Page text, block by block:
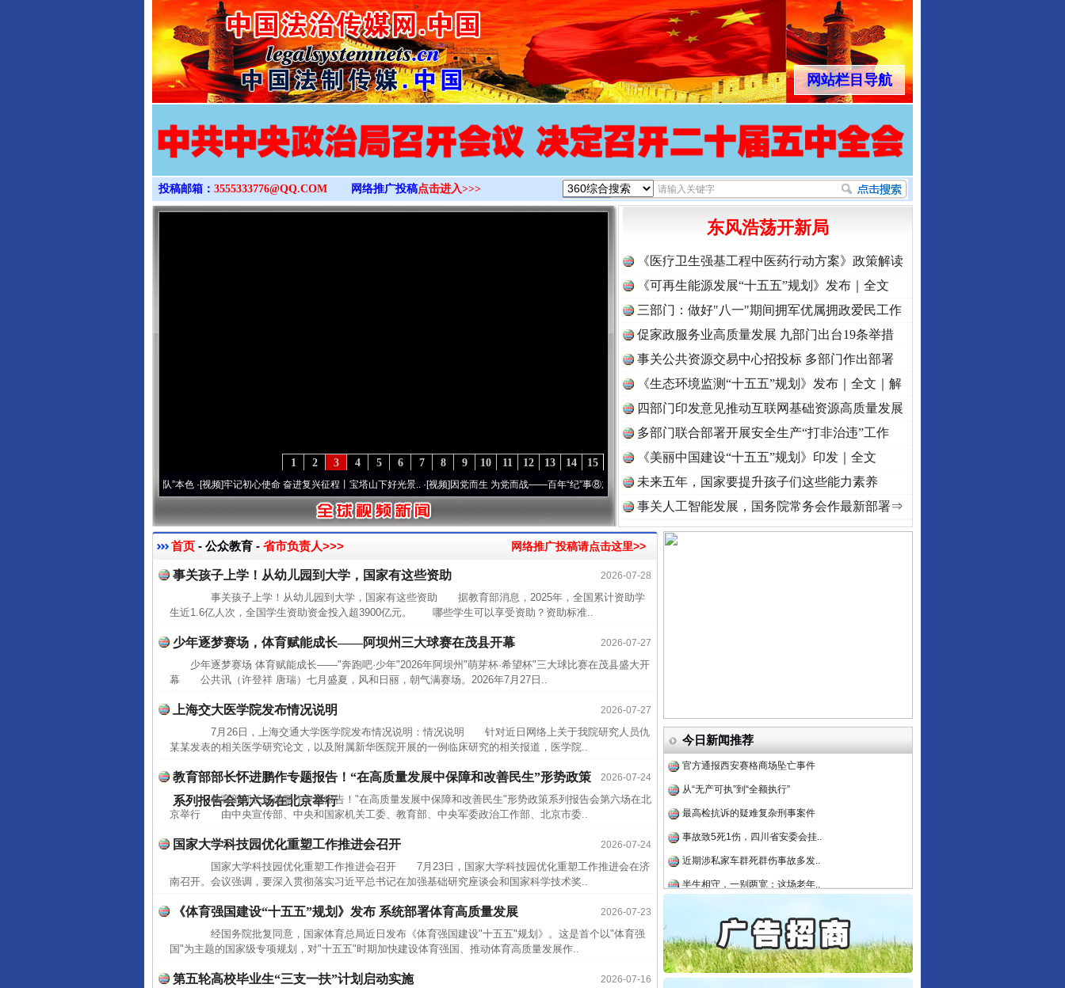
>
网站栏目导航
投稿邮箱： 3555333776@QQ.COM 网络推广投稿点击进入>>>
15
14
13
12
11
10
9
8
7
6
5
4
3
2
1
永葆“两个先锋队”本色·[视频]牢记初心使命 奋进复兴征程丨宝塔山下好光景..·[视频]因党而生 为党而战——百年“纪”事⑧加强纪律.. ·[视频]牢记初心使命 奋进复兴征程丨“转折之城”激荡..·[视频]牢记初心使命 奋进复兴征程丨红船起航处 潮起
东风浩荡开新局
《医疗卫生强基工程中医药行动方案》政策解读
《可再生能源发展“十五五”规划》发布｜全文
三部门：做好"八一"期间拥军优属拥政爱民工作
促家政服务业高质量发展 九部门出台19条举措
事关公共资源交易中心招投标 多部门作出部署
《生态环境监测“十五五”规划》发布｜全文｜解
读
四部门印发意见推动互联网基础资源高质量发展
多部门联合部署开展安全生产“打非治违”工作
《美丽中国建设“十五五”规划》印发｜全文
未来五年，国家要提升孩子们这些能力素养
事关人工智能发展，国务院常务会作最新部署⇒
首页 - 公众教育 - 省市负责人>>> 网络推广投稿请点击这里>>
2026-07-28
事关孩子上学！从幼儿园到大学，国家有这些资助
事关孩子上学！从幼儿园到大学，国家有这些资助 据教育部消息，2025年，全国累计资助学
生近1.6亿人次，全国学生资助资金投入超3900亿元。 哪些学生可以享受资助？资助标准..
2026-07-27
少年逐梦赛场，体育赋能成长——阿坝州三大球赛在茂县开幕
少年逐梦赛场 体育赋能成长——"奔跑吧·少年"2026年阿坝州"萌芽杯·希望杯"三大球比赛在茂县盛大开
幕 公共讯（许登祥 唐瑞）七月盛夏，风和日丽，朝气满赛场。2026年7月27日..
2026-07-27
上海交大医学院发布情况说明
7月26日，上海交通大学医学院发布情况说明：情况说明 针对近日网络上关于我院研究人员仇
某某发表的相关医学研究论文，以及附属新华医院开展的一例临床研究的相关报道，医学院..
2026-07-24
教育部部长怀进鹏作专题报告！“在高质量发展中保障和改善民生”形势政策
系列报告会第六场在北京举行
教育部部长怀进鹏作专题报告！"在高质量发展中保障和改善民生"形势政策系列报告会第六场在北
京举行 由中央宣传部、中央和国家机关工委、教育部、中央军委政治工作部、北京市委..
2026-07-24
国家大学科技园优化重塑工作推进会召开
国家大学科技园优化重塑工作推进会召开 7月23日，国家大学科技园优化重塑工作推进会在济
南召开。会议强调，要深入贯彻落实习近平总书记在加强基础研究座谈会和国家科学技术奖..
2026-07-23
《体育强国建设“十五五”规划》发布 系统部署体育高质量发展
经国务院批复同意，国家体育总局近日发布《体育强国建设"十五五"规划》。这是首个以"体育强
国"为主题的国家级专项规划，对"十五五"时期加快建设体育强国、推动体育高质量发展作..
2026-07-16
第五轮高校毕业生“三支一扶”计划启动实施
今日新闻推荐
近期涉私家车群死群伤事故多发..
中国发起首例对外贸易国家安全..
官方通报西安赛格商场坠亡事件
从“无产可执”到“全额执行”
最高检抗诉的疑难复杂刑事案件
事故致5死1伤，四川省安委会挂..
近期涉私家车群死群伤事故多发..
半生相守，一别两宽：这场老年..
一纸欠条伤亲情 巡回调解促和..
杨天誉，不得录用为公务员
传销头目出狱后办书院暴力管教..